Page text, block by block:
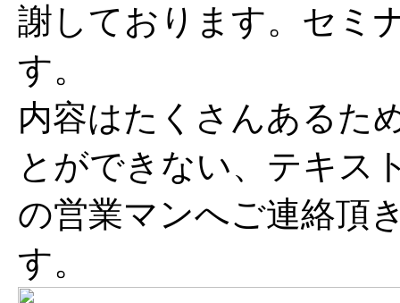
謝しております。セミ
す。
内容はたくさんあるた
とができない、テキス
の営業マンへご連絡頂
す。